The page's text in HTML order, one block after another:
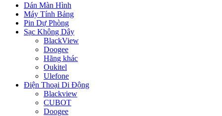
Dán Màn Hình
Máy Tính Bảng
Pin Dự Phòng
Sạc Không Dây
BlackView
Doogee
Hãng khác
Oukitel
Ulefone
Điện Thoại Di Động
Blackview
CUBOT
Doogee